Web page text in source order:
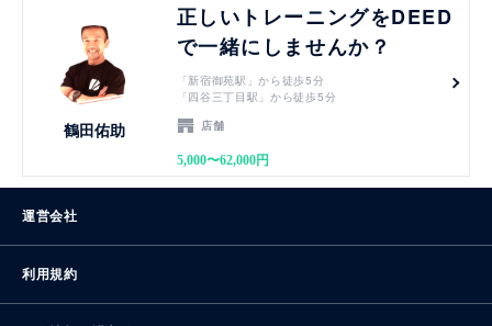
鶴田佑助
正しいトレーニングをDEED
で一緒にしませんか？
「新宿御苑駅」から徒歩5分
「四谷三丁目駅」から徒歩5分
店舗
5,000〜62,000円
運営会社
利用規約